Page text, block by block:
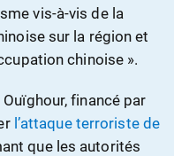
vis-à-vis de la
sur la région et
chinoise ».
financé par
l’attaque terroriste de
que les autorités